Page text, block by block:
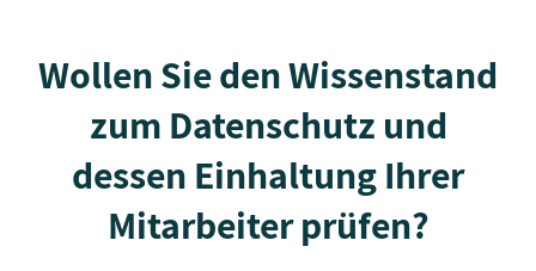
Wollen Sie den Wissenstand
zum Datenschutz und
dessen Einhaltung Ihrer
Mitarbeiter prüfen?